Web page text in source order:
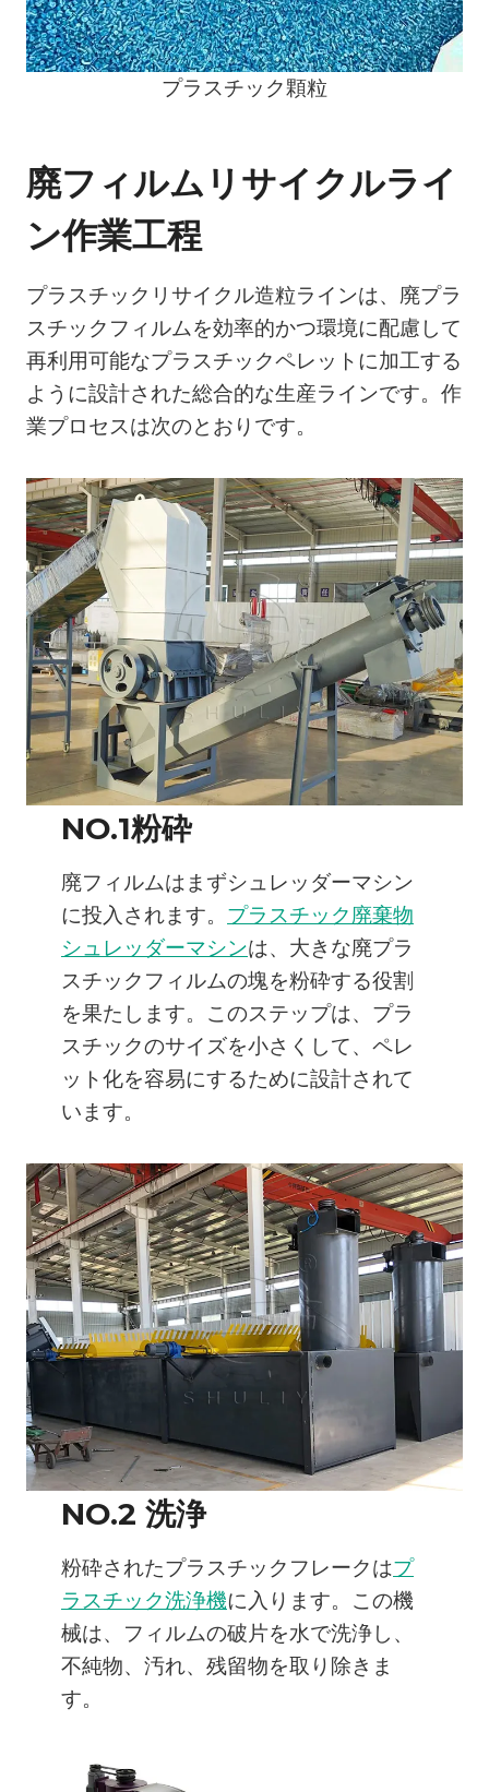
プラスチック顆粒
廃フィルムリサイクルライ
ン作業工程
プラスチックリサイクル造粒ラインは、廃プラ
スチックフィルムを効率的かつ環境に配慮して
再利用可能なプラスチックペレットに加工する
ように設計された総合的な生産ラインです。作
業プロセスは次のとおりです。
NO.1粉砕
廃フィルムはまずシュレッダーマシン
に投入されます。 プラスチック廃棄物
シュレッダーマシンは、大きな廃プラ
スチックフィルムの塊を粉砕する役割
を果たします。このステップは、プラ
スチックのサイズを小さくして、ペレ
ット化を容易にするために設計されて
います。
NO.2 洗浄
粉砕されたプラスチックフレークはプ
ラスチック洗浄機に入ります。この機
械は、フィルムの破片を水で洗浄し、
不純物、汚れ、残留物を取り除きま
す。